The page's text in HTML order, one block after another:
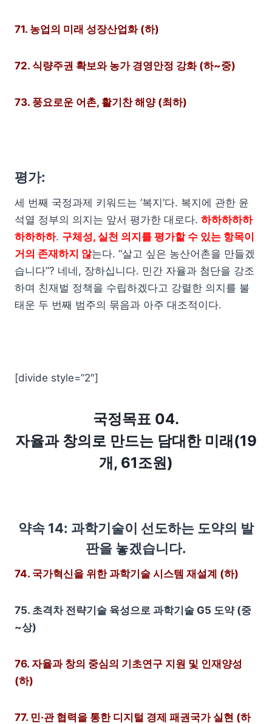
71. 농업의 미래 성장산업화 (하)
72. 식량주권 확보와 농가 경영안정 강화 (하~중)
73. 풍요로운 어촌, 활기찬 해양 (최하)
평가:
세 번째 국정과제 키워드는 ‘복지’다. 복지에 관한 윤
석열 정부의 의지는 앞서 평가한 대로다. 하하하하하
하하하하. 구체성, 실천 의지를 평가할 수 있는 항목이
거의 존재하지 않는다. “살고 싶은 농산어촌을 만들겠
습니다”? 네네, 장하십니다. 민간 자율과 첨단을 강조
하며 친재벌 정책을 수립하겠다고 강렬한 의지를 불
태운 두 번째 범주의 묶음과 아주 대조적이다.
[divide style=”2″]
국정목표 04.
자율과 창의로 만드는 담대한 미래(19
개, 61조원)
약속 14: 과학기술이 선도하는 도약의 발
판을 놓겠습니다.
74. 국가혁신을 위한 과학기술 시스템 재설계 (하)
75. 초격차 전략기술 육성으로 과학기술 G5 도약 (중
~상)
76. 자율과 창의 중심의 기초연구 지원 및 인재양성
(하)
77. 민·관 협력을 통한 디지털 경제 패권국가 실현 (하